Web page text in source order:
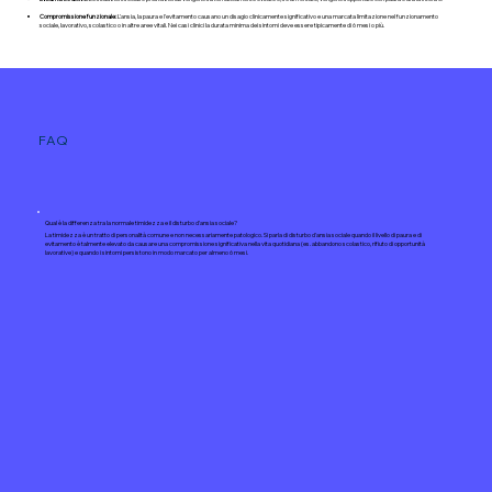
Compromissione funzionale:L'ansia, la paura e l'evitamento causano un disagio clinicamente significativo e una marcata limitazione nel funzionamento
sociale, lavorativo, scolastico o in altre aree vitali. Nei casi clinici la durata minima dei sintomi deve essere tipicamente di 6 mesi o più.
FAQ
Qual è la differenza tra la normale timidezza e il disturbo d'ansia sociale?
La timidezza è un tratto di personalità comune e non necessariamente patologico. Si parla di disturbo d'ansia sociale quando il livello di paura e di
evitamento è talmente elevato da causare una compromissione significativa nella vita quotidiana (es. abbandono scolastico, rifiuto di opportunità
lavorative) e quando i sintomi persistono in modo marcato per almeno 6 mesi.